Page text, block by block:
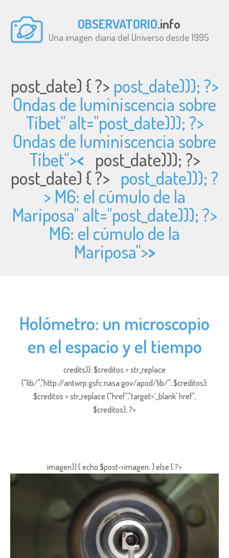
OBSERVATORIO.info
Una imagen diaria del Universo desde 1995
post_date) { ?> post_date))); ?>
Ondas de luminiscencia sobre
Tíbet" alt="post_date))); ?>
Ondas de luminiscencia sobre
Tíbet">< post_date))); ?>
post_date) { ?> post_date))); ?
> M6: el cúmulo de la
Mariposa" alt="post_date))); ?>
M6: el cúmulo de la
Mariposa">>
Holómetro: un microscopio
en el espacio y el tiempo
credits)); $creditos = str_replace
("lib/","http://antwrp.gsfc.nasa.gov/apod/lib/", $creditos);
$creditos = str_replace ("href","target='_blank' href",
$creditos); ?>
imagen)) { echo $post->imagen; } else { ?>